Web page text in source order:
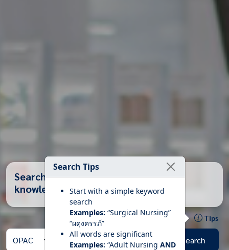
Search Books, Articles, and Health
knowledge...
Tips
Search
Search Tips
Start with a simple keyword
search
Examples: “Surgical Nursing”
“ผดุงครรภ์”
All words are significant
Examples: “Adult Nursing AND